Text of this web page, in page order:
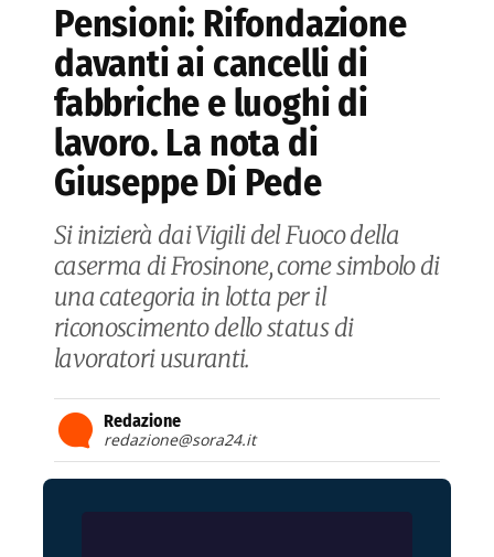
Pensioni: Rifondazione
davanti ai cancelli di
fabbriche e luoghi di
lavoro. La nota di
Giuseppe Di Pede
Si inizierà dai Vigili del Fuoco della
caserma di Frosinone, come simbolo di
una categoria in lotta per il
riconoscimento dello status di
lavoratori usuranti.
Redazione
redazione@sora24.it